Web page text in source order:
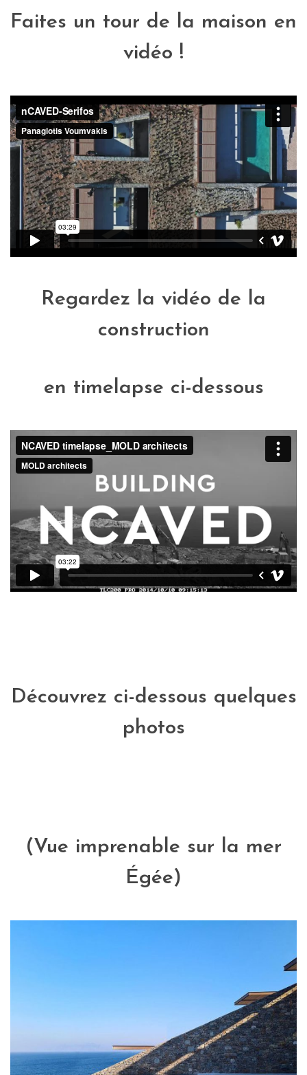
Faites un tour de la maison en
vidéo !
Regardez la vidéo de la
construction
en timelapse ci-dessous
Découvrez ci-dessous quelques
photos
(Vue imprenable sur la mer
Égée)